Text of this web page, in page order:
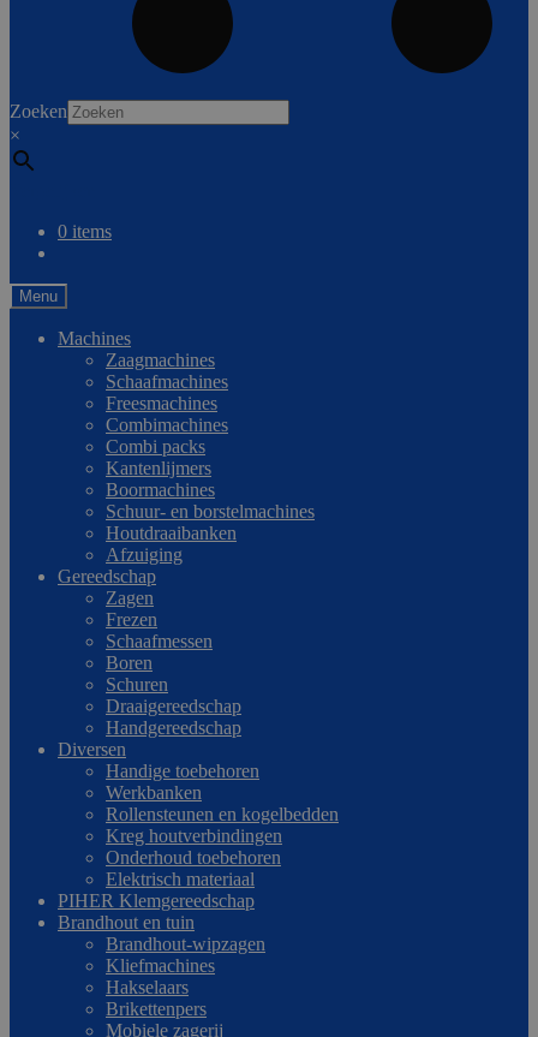
Zoeken
×
0 items
Menu
Machines
Zaagmachines
Schaafmachines
Freesmachines
Combimachines
Combi packs
Kantenlijmers
Boormachines
Schuur- en borstelmachines
Houtdraaibanken
Afzuiging
Gereedschap
Zagen
Frezen
Schaafmessen
Boren
Schuren
Draaigereedschap
Handgereedschap
Diversen
Handige toebehoren
Werkbanken
Rollensteunen en kogelbedden
Kreg houtverbindingen
Onderhoud toebehoren
Elektrisch materiaal
PIHER Klemgereedschap
Brandhout en tuin
Brandhout-wipzagen
Kliefmachines
Hakselaars
Brikettenpers
Mobiele zagerij